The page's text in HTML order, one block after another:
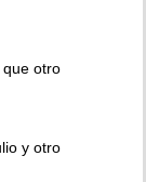
que otro
y otro